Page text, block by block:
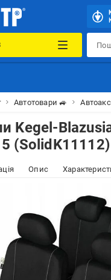
Автотовари 🚙
Kegel-
(SolidK11112)
Опис